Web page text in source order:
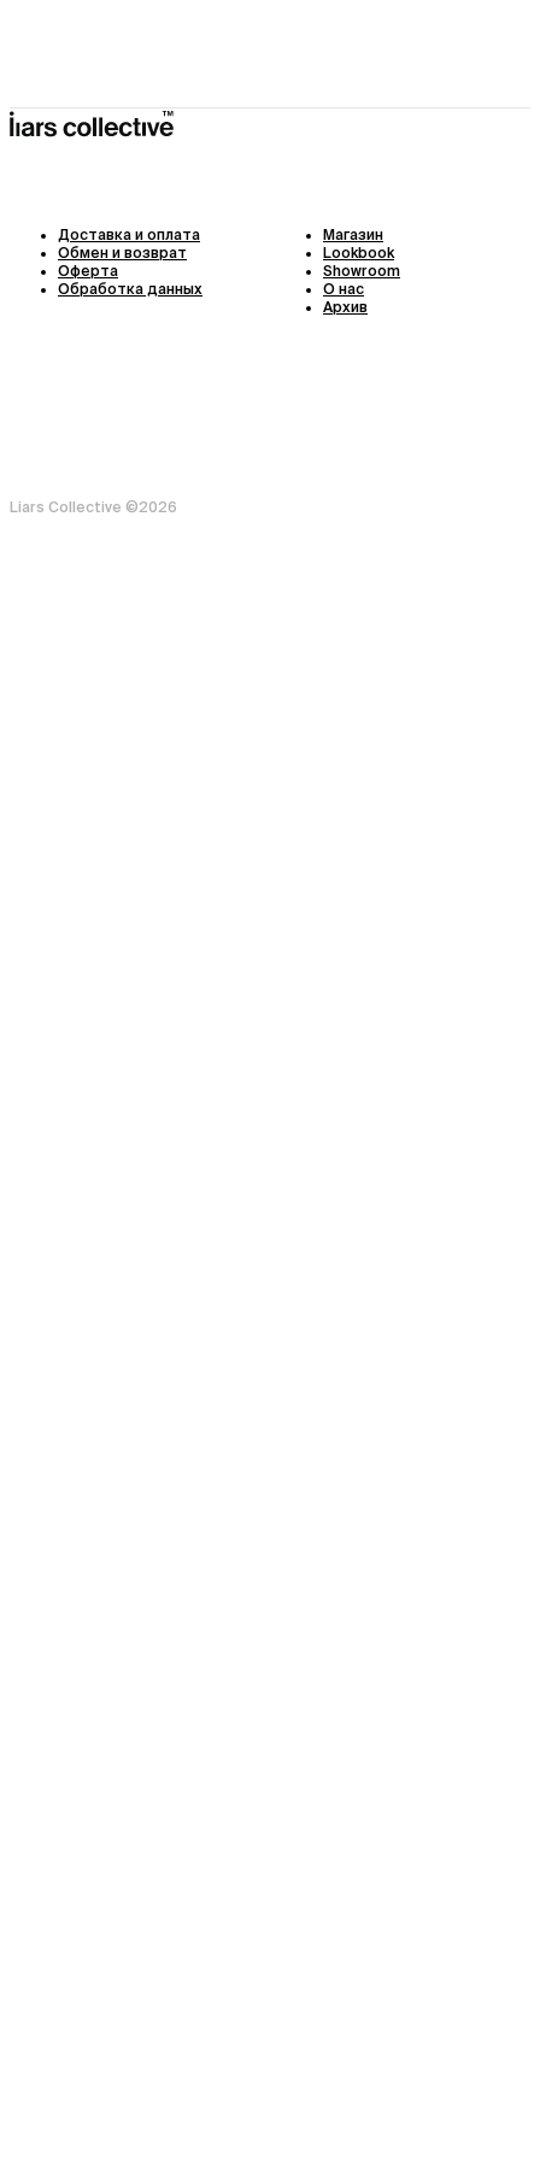
Liars Collective ©2026
Доставка и оплата
Обмен и возврат
Оферта
Обработка данных
Магазин
Lookbook
Showroom
О нас
Архив